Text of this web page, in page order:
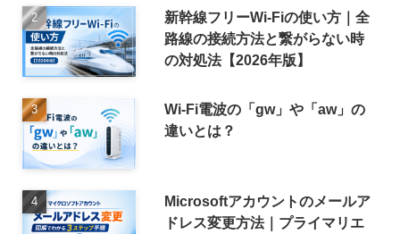
新幹線フリーWi-Fiの使い方｜全
路線の接続方法と繋がらない時
の対処法【2026年版】
Wi-Fi電波の「gw」や「aw」の
違いとは？
Microsoftアカウントのメールア
ドレス変更方法｜プライマリエ